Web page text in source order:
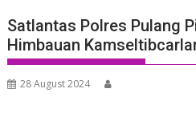
Satlantas Polres Pulang
Himbauan
28 August 2024